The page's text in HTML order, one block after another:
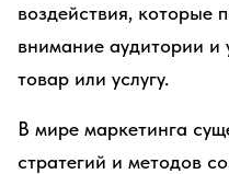
воздействия, которые
внимание аудитории и
товар или услугу.
В мире маркетинга
стратегий и методов